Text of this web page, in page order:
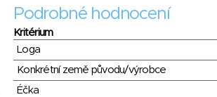
Podrobné hodnocení
Kritérium
Loga
Konkrétní země původu/výrobce
Éčka